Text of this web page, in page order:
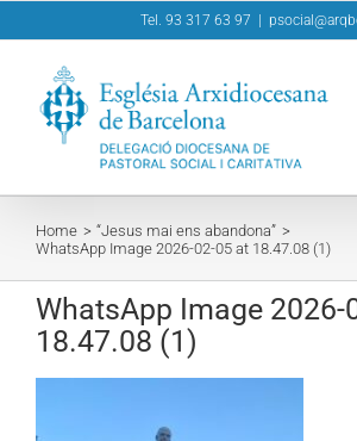
to
Tel. 93 317 63 97
Home
“Jesus mai ens abandona”
WhatsApp Image 2026-02-05 at 18.47.08 (1)
WhatsApp Image 2026-
18.47.08 (1)